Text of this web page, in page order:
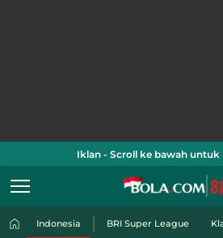
Iklan - Scroll ke bawah
Indonesia BRI Super League